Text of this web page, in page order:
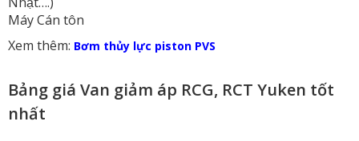
Máy Cán tôn
​Xem thêm: Bơm thủy lực piston PVS
Bảng giá Van giảm áp RCG, RCT Yuken tốt
nhất